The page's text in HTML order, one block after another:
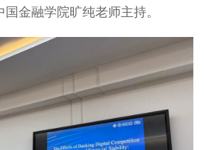
金融学院旷纯老师主持。